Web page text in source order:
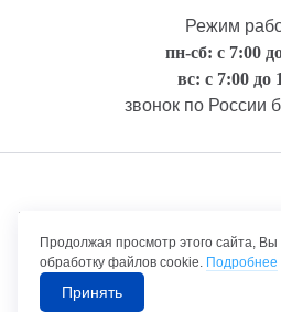
Режим
пн-сб: с 7:00
вс: с 7:00 до
звонок по России
Правовая информация
©1992-2026 ТрансТехСервис – продажа
Продолжая просмотр этого сайта,
обработку файлов cookie. Подробнее
Принять